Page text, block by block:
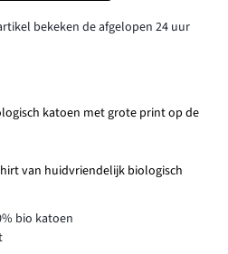
bekeken de afgelopen 24 uur
katoen met grote print op de
van huidvriendelijk biologisch
bio katoen